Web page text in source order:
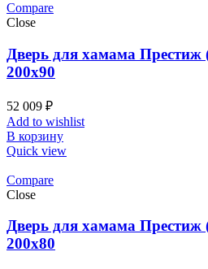
Compare
Close
Дверь для хамама Престиж
200х90
52 009 ₽
Add to wishlist
В корзину
Quick view
Compare
Close
Дверь для хамама Престиж
200х80